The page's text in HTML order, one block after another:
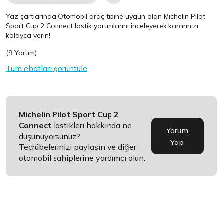
Yaz şartlarında Otomobil araç tipine uygun olanMichelin Pilot
Sport Cup 2 Connect lastik yorumlarını inceleyerek kararınızı
kolayca verin!
(9 Yorum)
Tüm ebatları görüntüle
Michelin Pilot Sport Cup 2
Connect lastikleri hakkında ne
düşünüyorsunuz?
Tecrübelerinizi paylaşın ve diğer
otomobil sahiplerine yardımcı olun.
Yorum
Yap